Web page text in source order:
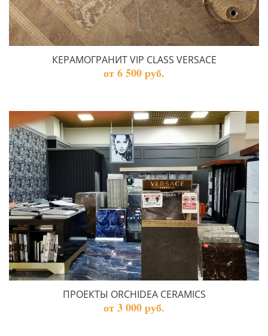
КЕРАМОГРАНИТ VIP CLASS VERSACE
от 6 500 руб.
ПРОЕКТЫ ORCHIDEA CERAMICS
от 3 000 руб.